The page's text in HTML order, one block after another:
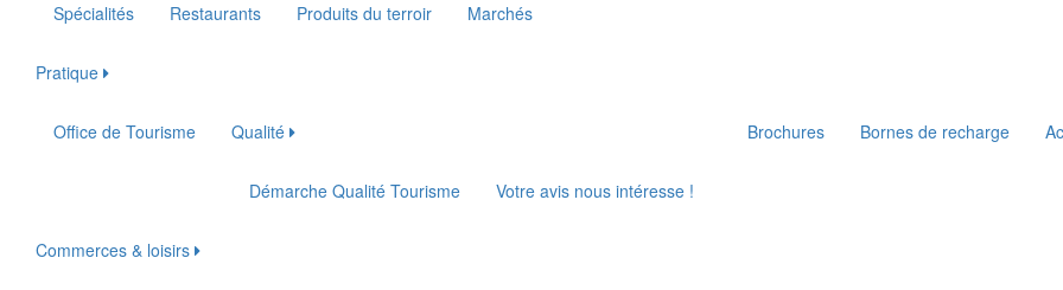
Spécialités Restaurants Produits du terroir Marchés
Pratique
Office de Tourisme Qualité
Démarche Qualité Tourisme Votre avis nous intéresse !
Brochures Bornes de recharge
Commerces & loisirs